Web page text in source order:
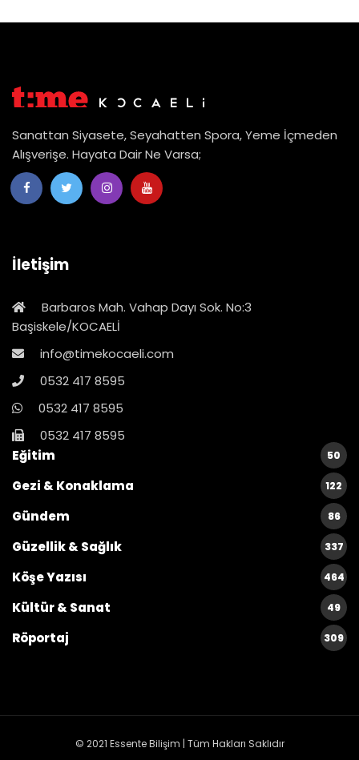
Sanattan Siyasete, Seyahatten Spora, Yeme İçmeden
Alışverişe. Hayata Dair Ne Varsa;
İletişim
Barbaros Mah. Vahap Dayı Sok. No:3
Başiskele/KOCAELİ
info@timekocaeli.com
0532 417 8595
0532 417 8595
0532 417 8595
Eğitim
50
Gezi & Konaklama 122
Gündem 86
Güzellik & Sağlık 337
Köşe Yazısı 464
Kültür & Sanat 49
Röportaj 309
© 2021 Essente Bilişim | Tüm Hakları Saklıdır